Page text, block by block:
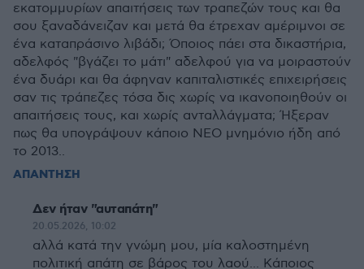
εκατομμυρίων απαιτήσεις των τραπεζών τους και θα
σου ξαναδάνειζαν και μετά θα έτρεχαν αμέριμνοι σε
ένα καταπράσινο λιβάδι; Όποιος πάει στα δικαστήρια,
αδελφός "βγάζει το μάτι" αδελφού για να μοιραστούν
ένα δυάρι και θα άφηναν καπιταλιστικές επιχειρήσεις
σαν τις τράπεζες τόσα δις χωρίς να ικανοποιηθούν οι
απαιτήσεις τους, και χωρίς ανταλλάγματα; Ήξεραν
πως θα υπογράψουν κάποιο ΝΕΟ μνημόνιο ήδη από
το 2013..
ΑΠΑΝΤΗΣΗ
Δεν ήταν "αυταπάτη"
20.05.2026, 10:02
αλλά κατά την γνώμη μου, μία καλοστημένη
πολιτική απάτη σε βάρος του λαού... Κάποιος